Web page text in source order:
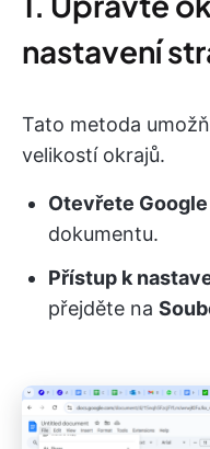
nastavení
Tato metoda
velikostí okrajů.
Otevřete
dokumentu.
Přístup k
přejděte na